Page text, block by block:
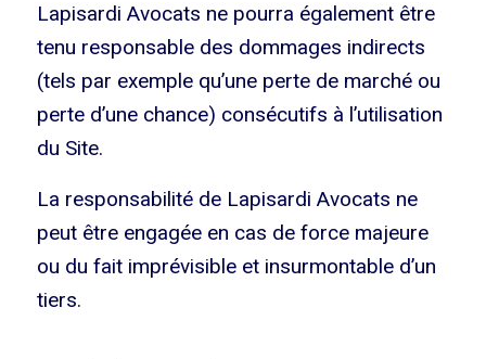
Lapisardi Avocats ne pourra également être
tenu responsable des dommages indirects
(tels par exemple qu’une perte de marché ou
perte d’une chance) consécutifs à l’utilisation
du Site.
La responsabilité de Lapisardi Avocats ne
peut être engagée en cas de force majeure
ou du fait imprévisible et insurmontable d’un
tiers.